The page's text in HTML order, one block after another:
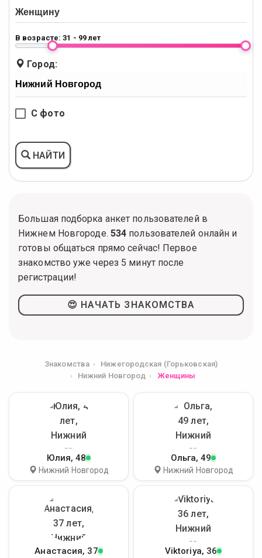
В возрасте: 31 - 99 лет
Город:
С фото
НАЙТИ
Большая подборка анкет пользователей в
Нижнем Новгороде. 534 пользователей онлайн и
готовы общаться прямо сейчас! Первое
знакомство уже через 5 минут после
регистрации!
😍 НАЧАТЬ ЗНАКОМСТВА
Знакомства
Нижегородская (Горьковская)
Нижний Новгород
Женщины
Юлия, 48
Нижний Новгород
Ольга, 49
Нижний Новгород
Анастасия, 37 Viktoriya, 36